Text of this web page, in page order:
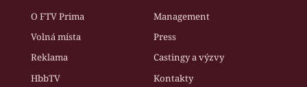
O FTV Prima
Management
Volná místa
Press
Reklama
Castingy a výzvy
HbbTV
Kontakty